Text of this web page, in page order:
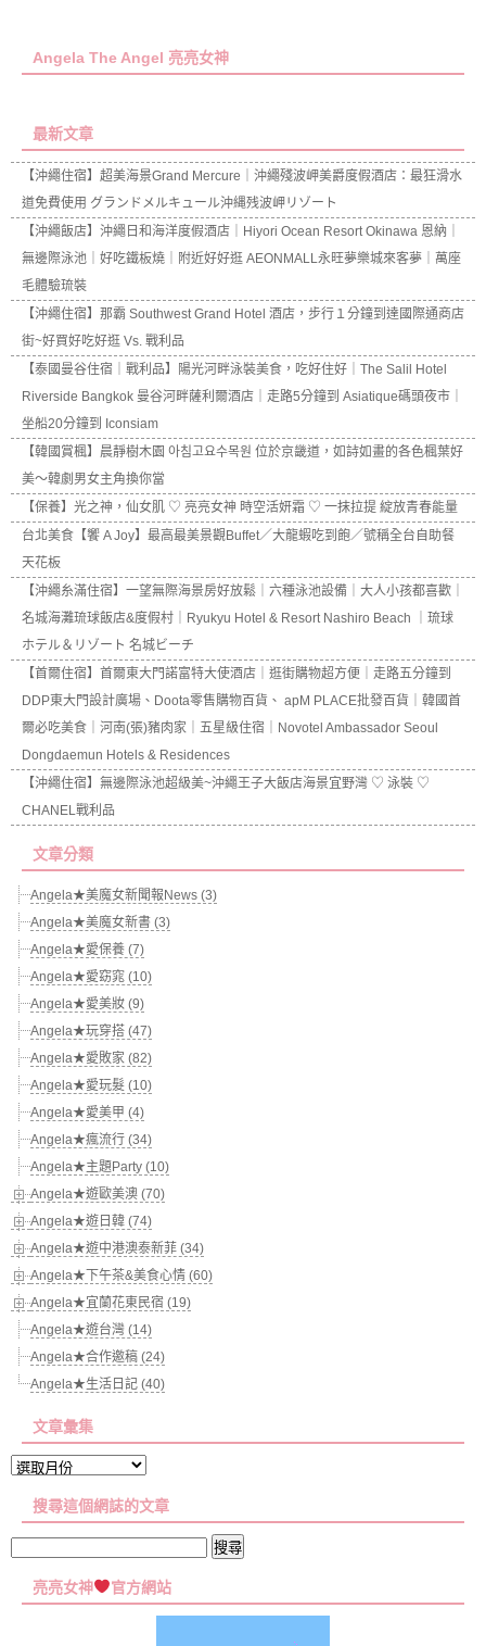
Angela The Angel 亮亮女神
最新文章
【沖繩住宿】超美海景Grand Mercure｜沖繩殘波岬美爵度假酒店：最狂滑水
道免費使用 グランドメルキュール沖縄残波岬リゾート
【沖繩飯店】沖繩日和海洋度假酒店｜Hiyori Ocean Resort Okinawa 恩納｜
無邊際泳池｜好吃鐵板燒｜附近好好逛 AEONMALL永旺夢樂城來客夢｜萬座
毛體驗琉裝
【沖繩住宿】那霸 Southwest Grand Hotel 酒店，步行１分鐘到達國際通商店
街~好買好吃好逛 Vs. 戰利品
【泰國曼谷住宿｜戰利品】陽光河畔泳裝美食，吃好住好｜The Salil Hotel
Riverside Bangkok 曼谷河畔薩利爾酒店｜走路5分鐘到 Asiatique碼頭夜市｜
坐船20分鐘到 Iconsiam
【韓國賞楓】晨靜樹木園 아침고요수목원 位於京畿道，如詩如畫的各色楓葉好
美～韓劇男女主角換你當
【保養】光之神，仙女肌 ♡ 亮亮女神 時空活妍霜 ♡ 一抹拉提 綻放青春能量
台北美食【饗 A Joy】最高最美景觀Buffet／大龍蝦吃到飽／號稱全台自助餐
天花板
【沖繩糸滿住宿】一望無際海景房好放鬆｜六種泳池設備｜大人小孩都喜歡｜
名城海灘琉球飯店&度假村｜Ryukyu Hotel & Resort Nashiro Beach ｜琉球
ホテル＆リゾート 名城ビーチ
【首爾住宿】首爾東大門諾富特大使酒店｜逛街購物超方便｜走路五分鐘到
DDP東大門設計廣場、Doota零售購物百貨、 apM PLACE批發百貨｜韓國首
爾必吃美食｜河南(張)豬肉家｜五星級住宿｜Novotel Ambassador Seoul
Dongdaemun Hotels & Residences
【沖繩住宿】無邊際泳池超級美~沖繩王子大飯店海景宜野灣 ♡ 泳裝 ♡
CHANEL戰利品
文章分類
Angela★美魔女新聞報News (3)
Angela★美魔女新書 (3)
Angela★愛保養 (7)
Angela★愛窈窕 (10)
Angela★愛美妝 (9)
Angela★玩穿搭 (47)
Angela★愛敗家 (82)
Angela★愛玩髮 (10)
Angela★愛美甲 (4)
Angela★瘋流行 (34)
Angela★主題Party (10)
Angela★遊歐美澳 (70)
Angela★遊日韓 (74)
Angela★遊中港澳泰新菲 (34)
Angela★下午茶&美食心情 (60)
Angela★宜蘭花東民宿 (19)
Angela★遊台灣 (14)
Angela★合作邀稿 (24)
Angela★生活日記 (40)
文章彙集
文
彙
搜尋這個網誌的文章
關
亮亮女神 官方網站